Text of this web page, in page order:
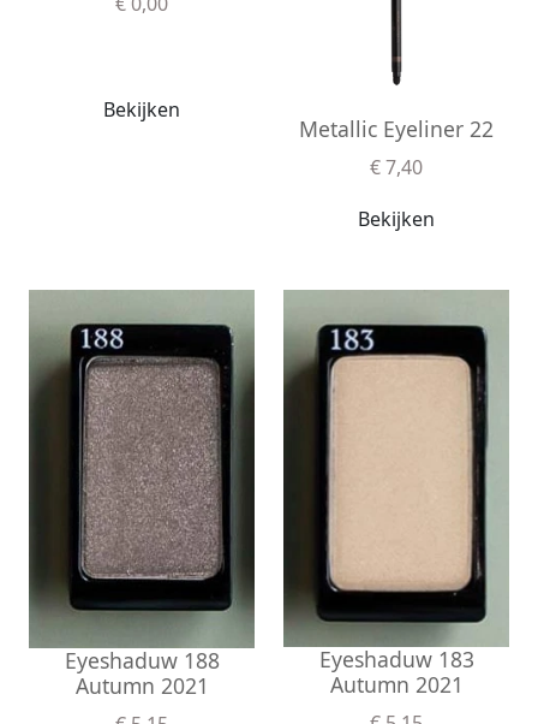
Bekijken
Metallic Eyeliner 22
€ 7,40
Bekijken
Eyeshaduw 188
Autumn 2021
Eyeshaduw 183
Autumn 2021